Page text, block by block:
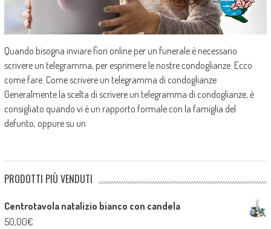
Quando bisogna inviare fiori online per un funerale è necessario
scrivere un telegramma, per esprimere le nostre condoglianze. Ecco
come fare. Come scrivere un telegramma di condoglianze
Generalmente la scelta di scrivere un telegramma di condoglianze, è
consigliato quando vi è un rapporto formale con la famiglia del
defunto, oppure su un
PRODOTTI PIÙ VENDUTI
Centrotavola natalizio bianco con candela
50,00€